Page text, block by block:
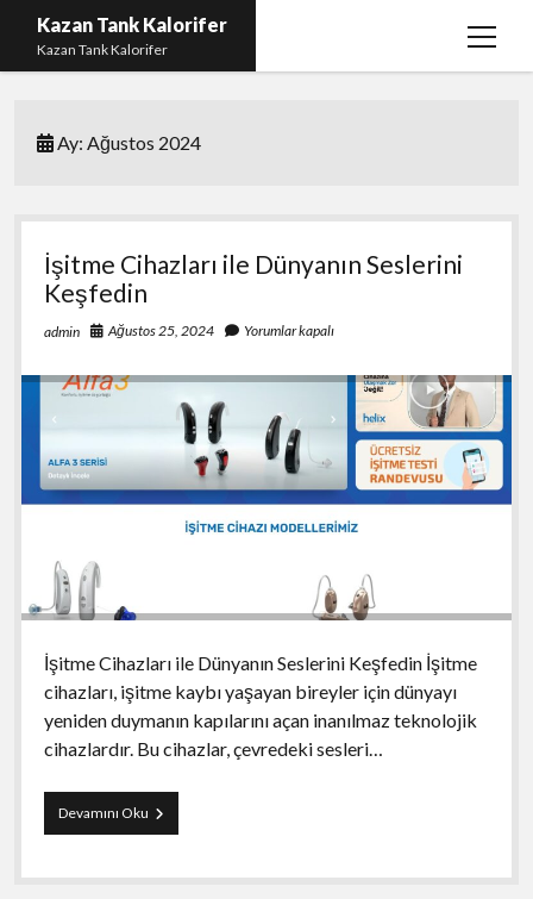
Kazan Tank Kalorifer
Kazan Tank Kalorifer
menüyü
Liste
Spotify Takipçi Hilesi Şifresiz
Twitter Gizli Hesap Yorumları
Ay:Ağustos 2024
İşitme Cihazları ile Dünyanın Seslerini
Keşfedin
admin Ağustos 25, 2024 Yorumlar kapalı
İşitme Cihazları ile Dünyanın Seslerini Keşfedin İşitme
cihazları, işitme kaybı yaşayan bireyler için dünyayı
yeniden duymanın kapılarını açan inanılmaz teknolojik
cihazlardır. Bu cihazlar, çevredeki sesleri…
Devamını Okuİşitme
Cihazları
Dünyanın